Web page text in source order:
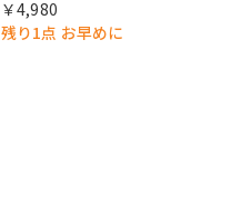
￥4,980
残り1点 お早めに